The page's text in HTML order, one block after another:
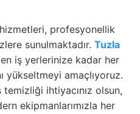
profesyonellik
sunulmaktadır. Tuzla
iş yerlerinize kadar her
yükseltmeyi amaçlıyoruz.
ihtiyacınız olsun,
ekipmanlarımızla her